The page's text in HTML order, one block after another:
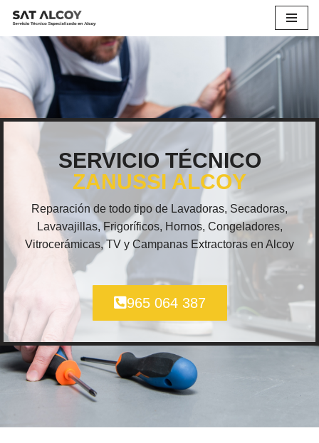
Saltar
contenido
SERVICIO TÉCNICO
ZANUSSI ALCOY
Reparación de todo tipo de Lavadoras, Secadoras,
Lavavajillas, Frigoríficos, Hornos, Congeladores,
Vitrocerámicas, TV y Campanas Extractoras en Alcoy
965 064 387